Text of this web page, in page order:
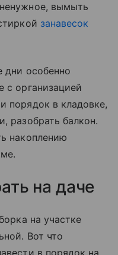
вымыть
занавесок
дни особенно
с организацией
порядок в кладовке,
разобрать балкон.
накоплению
на даче
на участке
Вот что